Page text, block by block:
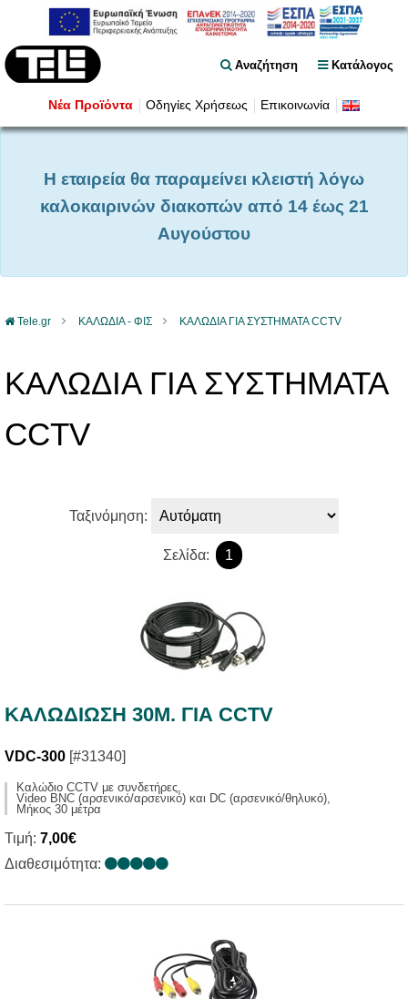
Κατάλογος
Αναζήτηση
Νέα Προϊόντα Οδηγίες Χρήσεως Επικοινωνία
Η εταιρεία θα παραμείνει κλειστή λόγω
καλοκαιρινών διακοπών από 14 έως 21
Αυγούστου
Tele.gr ΚΑΛΩΔΙΑ - ΦΙΣ ΚΑΛΩΔΙΑ ΓΙΑ ΣΥΣΤΗΜΑΤΑ CCTV
ΚΑΛΩΔΙΑ ΓΙΑ ΣΥΣΤΗΜΑΤΑ
CCTV
Ταξινόμηση:
Σελίδα: 1
ΚΑΛΩΔΙΩΣΗ 30M. ΓΙΑ CCTV
VDC-300 [#31340]
Καλώδιο CCTV με συνδετήρες,
Video BNC (αρσενικό/αρσενικό) και DC (αρσενικό/θηλυκό),
Μήκος 30 μέτρα
Τιμή: 7,00€
Διαθεσιμότητα: